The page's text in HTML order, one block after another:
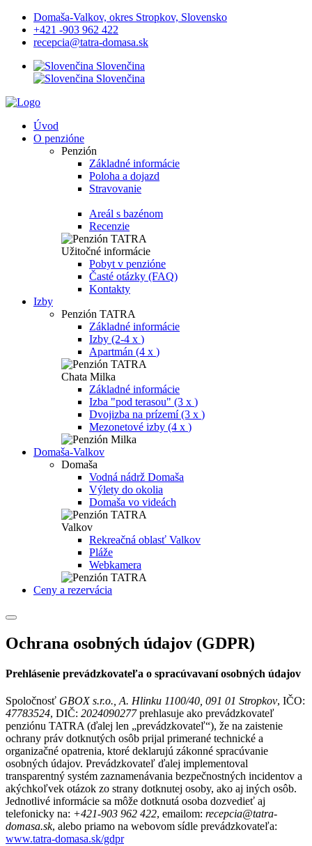
Domaša-Valkov, okres Stropkov, Slovensko
+421 -903 962 422
recepcia@tatra-domasa.sk
Slovenčina
Slovenčina
Úvod
O penzióne
Penzión
Základné informácie
Poloha a dojazd
Stravovanie
Areál s bazénom
Recenzie
Užitočné informácie
Pobyt v penzióne
Časté otázky (FAQ)
Kontakty
Izby
Penzión TATRA
Základné informácie
Izby (2-4 x )
Apartmán (4 x )
Chata Milka
Základné informácie
Izba "pod terasou" (3 x )
Dvojizba na prízemí (3 x )
Mezonetové izby (4 x )
Domaša-Valkov
Domaša
Vodná nádrž Domaša
Výlety do okolia
Domaša vo videách
Valkov
Rekreačná oblasť Valkov
Pláže
Webkamera
Ceny a rezervácia
Ochrana osobných údajov (GDPR)
Prehlásenie prevádzkovateľa o spracúvavaní osobných údajov
Spoločnosť GBOX s.r.o., A. Hlinku 1100/40, 091 01 Stropkov, IČO:
47783524, DIČ: 2024090277prehlasuje ako prevádzkovateľ
penziónu TATRA (ďalej len „prevádzkovateľ“), že na zaistenie
ochrany práv dotknutých osôb prijal primerané technické a
organizačné opatrenia, ktoré deklarujú zákonné spracúvanie
osobných údajov. Prevádzkovateľ ďalej implementoval
transparentný systém zaznamenávania bezpečnostných incidentov a
akýchkoľvek otázok zo strany dotknutej osoby, ako aj iných osôb.
Jednotlivé informácie sa môže dotknutá osoba dozvedieť aj
telefonicky na: +421-903 962 422, emailom: recepcia@tatra-
domasa.sk, alebo priamo na webovom sídle prevádzkovateľa:
www.tatra-domasa.sk/gdpr